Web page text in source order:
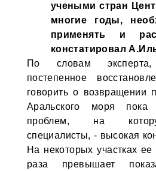
учеными стран
многие годы,
применять и
констатировал
По словам
постепенное
говорить о возвращении
Аральского моря
проблем, на
специалисты, - высокая
На некоторых участках
раза превышает